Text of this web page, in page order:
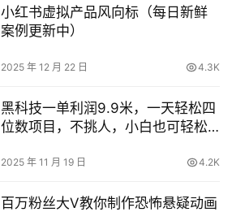
小红书虚拟产品风向标（每日新鲜
案例更新中）
2025 年 12 月 22 日 4.3K
黑科技一单利润9.9米，一天轻松四
位数项目，不挑人，小白也可轻松
2025 年 11 月 19 日 4.2K
百万粉丝大V教你制作恐怖悬疑动画